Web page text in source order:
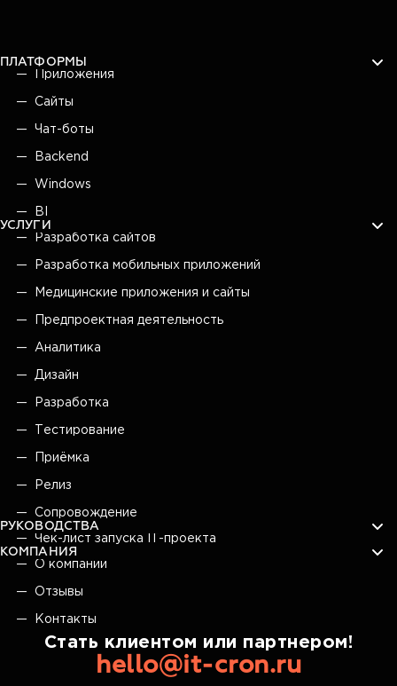
ПЛАТФОРМЫ
Приложения
Сайты
Чат-боты
Backend
Windows
BI
УСЛУГИ
Разработка сайтов
Разработка мобильных приложений
Медицинские приложения и сайты
Предпроектная деятельность
Аналитика
Дизайн
Разработка
Тестирование
Приёмка
Релиз
Сопровождение
РУКОВОДСТВА
Чек-лист запуска IT-проекта
КОМПАНИЯ
О компании
Отзывы
Контакты
Стать клиентом или партнером!
hello@it-cron.ru